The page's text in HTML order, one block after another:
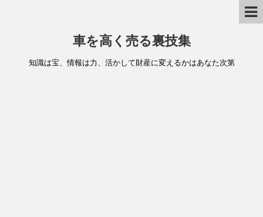
車を高く売る裏技集
知識は宝、情報は力、活かして財産に変えるかはあなた次第